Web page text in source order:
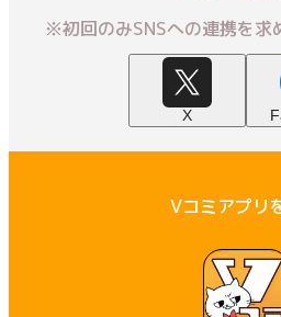
※初回のみSNSへの連携を求
X
Vコミアプリ